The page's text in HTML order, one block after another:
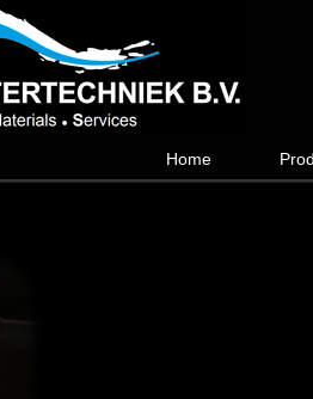
Home